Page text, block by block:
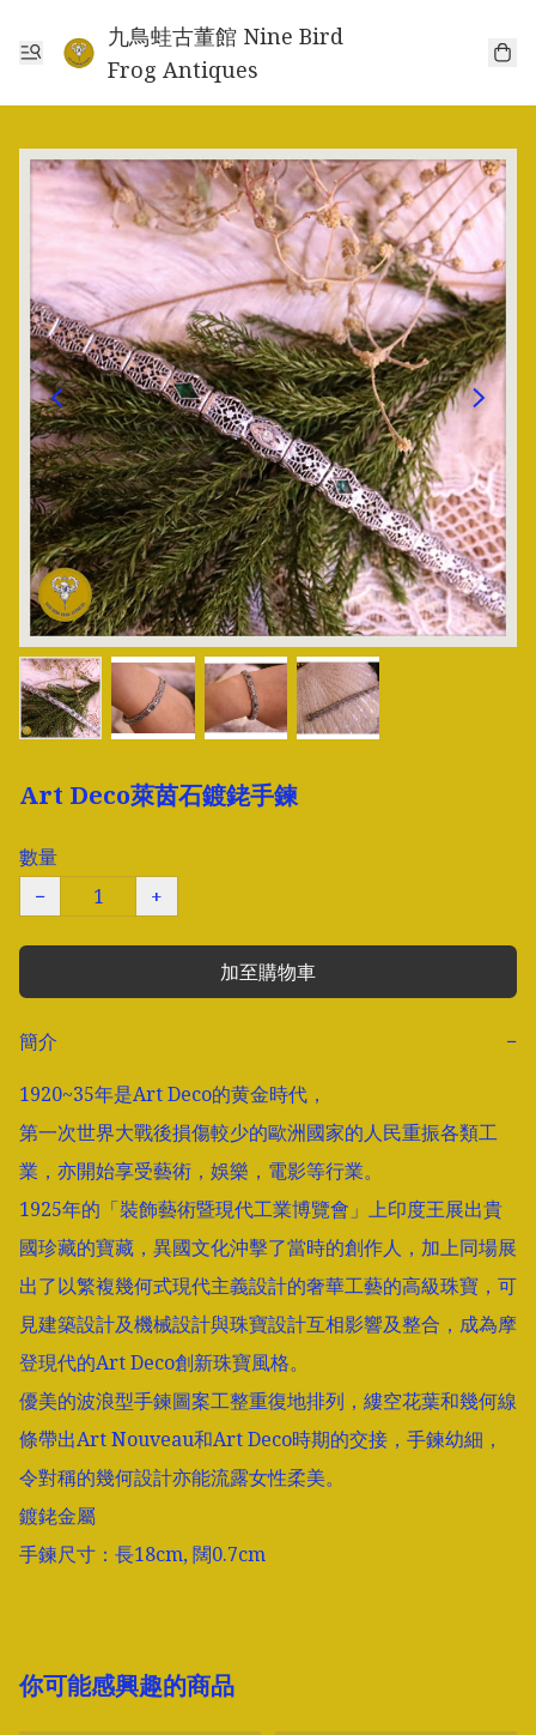
九鳥蛙古董館 Nine Bird
Frog Antiques
Art Deco萊茵石鍍銠手鍊
數量
−
+
加至購物車
簡介
−
1920~35年是Art Deco的黄金時代，
第一次世界大戰後損傷較少的歐洲國家的人民重振各類工
業，亦開始享受藝術，娛樂，電影等行業。
1925年的「裝飾藝術暨現代工業博覽會」上印度王展出貴
國珍藏的寶藏，異國文化沖擊了當時的創作人，加上同場展
出了以繁複幾何式現代主義設計的奢華工藝的高級珠寶，可
見建築設計及機械設計與珠寶設計互相影響及整合，成為摩
登現代的Art Deco創新珠寶風格。
優美的波浪型手鍊圖案工整重復地排列，縷空花葉和幾何線
條帶出Art Nouveau和Art Deco時期的交接，手鍊幼細，
令對稱的幾何設計亦能流露女性柔美。
鍍銠金屬
手鍊尺寸：長18cm, 闊0.7cm
你可能感興趣的商品